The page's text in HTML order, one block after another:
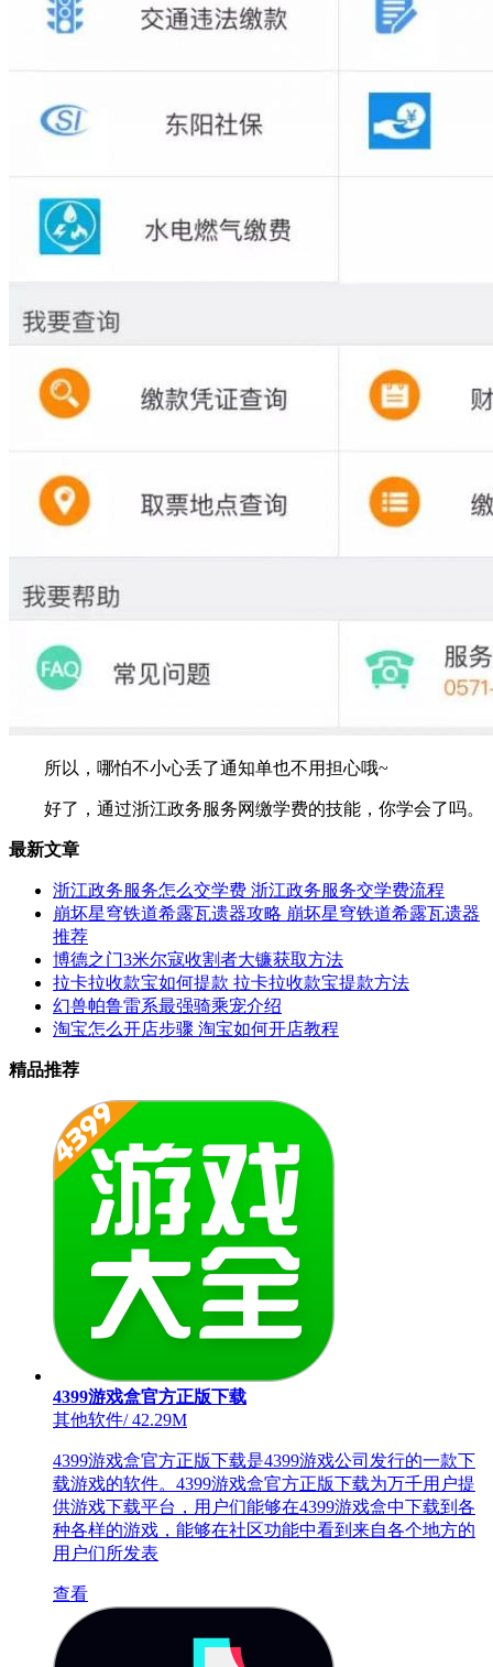
所以，哪怕不小心丢了通知单也不用担心哦~
好了，通过浙江政务服务网缴学费的技能，你学会了吗。
最新文章
浙江政务服务怎么交学费 浙江政务服务交学费流程
崩坏星穹铁道希露瓦遗器攻略 崩坏星穹铁道希露瓦遗器
推荐
博德之门3米尔寇收割者大镰获取方法
拉卡拉收款宝如何提款 拉卡拉收款宝提款方法
幻兽帕鲁雷系最强骑乘宠介绍
淘宝怎么开店步骤 淘宝如何开店教程
精品推荐
4399游戏盒官方正版下载
其他软件/42.29M
4399游戏盒官方正版下载是4399游戏公司发行的一款下
载游戏的软件。4399游戏盒官方正版下载为万千用户提
供游戏下载平台，用户们能够在4399游戏盒中下载到各
种各样的游戏，能够在社区功能中看到来自各个地方的
用户们所发表
查看